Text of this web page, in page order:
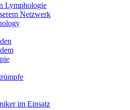
Lymphologie
Netzwerk
im Einsatz